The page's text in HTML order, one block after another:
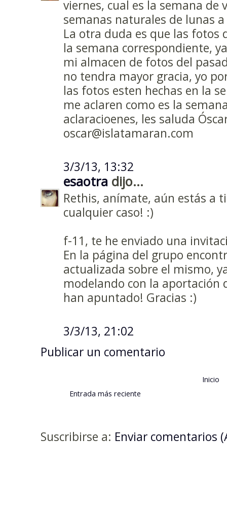
viernes, cual es la semana de
semanas naturales de lunas
La otra duda es que las fotos
la semana correspondiente,
mi almacen de fotos del
no tendra mayor gracia, yo
las fotos esten hechas en la
me aclaren como es la
aclaracioenes, les saluda
oscar@islatamaran.com
3/3/13, 13:32
esaotra dijo...
Rethis, anímate, aún estás a
cualquier caso! :)
f-11, te he enviado una
En la página del grupo
actualizada sobre el mismo,
modelando con la aportación
han apuntado! Gracias :)
3/3/13, 21:02
Publicar un comentario
Entrada más reciente
Inicio
Suscribirse a: Enviar comentarios